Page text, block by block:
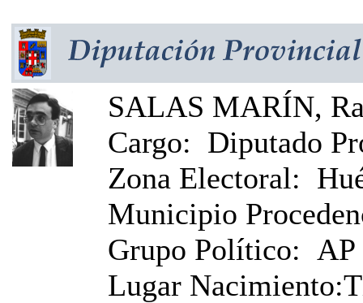
SALAS MARÍN,
Cargo: Diputado
Zona Electoral:
Municipio
Grupo Político: AP
Lugar Nacimiento: